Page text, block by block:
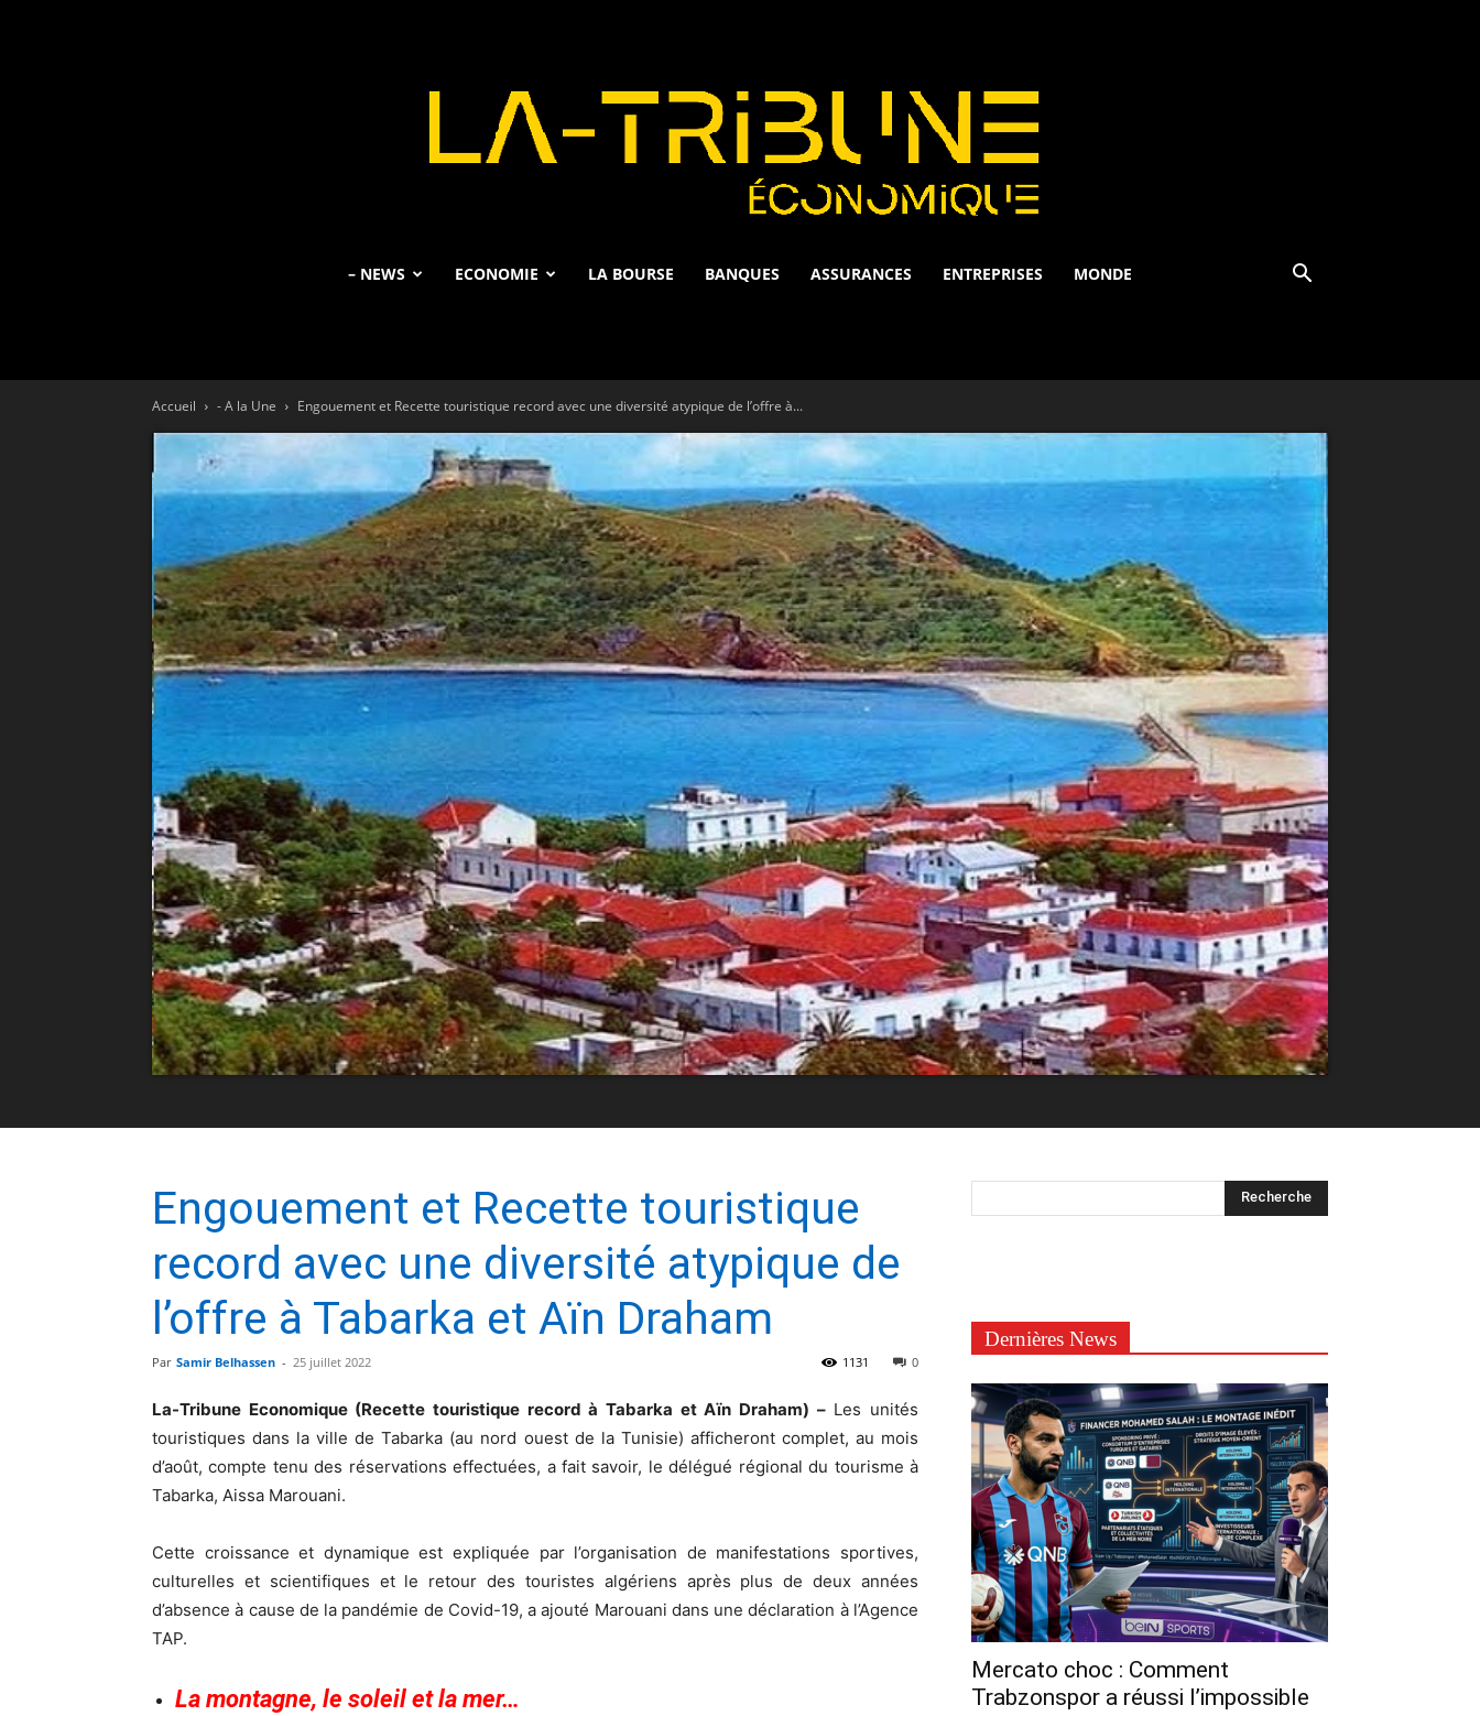
Tribune
Economique
– NEWS ECONOMIE LA BOURSE BANQUES ASSURANCES ENTREPRISES MONDE
Accueil - A la Une Engouement et Recette touristique record avec une diversité atypique de l’offre à...
Engouement et Recette touristique
record avec une diversité atypique de
l’offre à Tabarka et Aïn Draham
Par Samir Belhassen - 25 juillet 2022 0
1131
La-Tribune Economique (Recette touristique record à Tabarka et Aïn Draham) –Les unités
touristiques dans la ville de Tabarka (au nord ouest de la Tunisie) afficheront complet, au mois
d’août, compte tenu des réservations effectuées, a fait savoir, le délégué régional du tourisme à
Tabarka, Aissa Marouani.
Cette croissance et dynamique est expliquée par l’organisation de manifestations sportives,
culturelles et scientifiques et le retour des touristes algériens après plus de deux années
d’absence à cause de la pandémie de Covid-19, a ajouté Marouani dans une déclaration à l’Agence
TAP.
La montagne, le soleil et la mer…
Dernières News
Mercato choc : Comment
Trabzonspor a réussi l’impossible